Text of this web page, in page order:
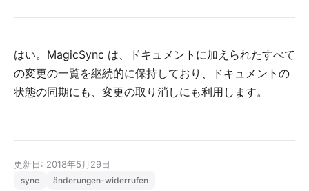
はい。MagicSync は、ドキュメントに加えられたすべて
の変更の一覧を継続的に保持しており、ドキュメントの
状態の同期にも、変更の取り消しにも利用します。
更新日: 2018年5月29日
sync änderungen-widerrufen